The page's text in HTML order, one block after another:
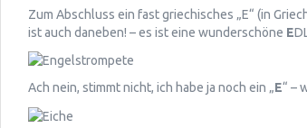
Zum Abschluss ein fast griechisches „E“ (in
ist auch daneben! – es ist eine wunderschöne E
Ach nein, stimmt nicht, ich habe ja noch ein „E“ –